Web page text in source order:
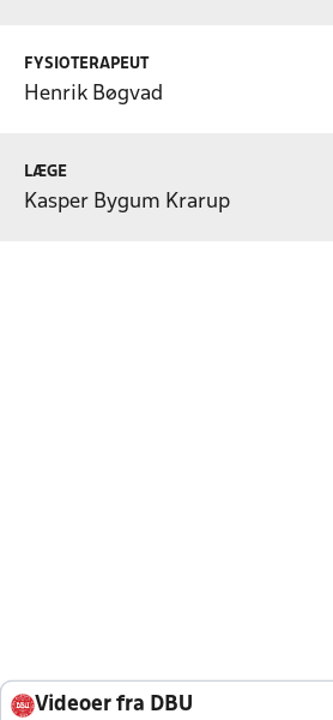
FYSIOTERAPEUT
Henrik Bøgvad
LÆGE
Kasper Bygum Krarup
Videoer fra DBU